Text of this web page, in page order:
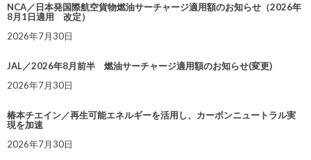
NCA／日本発国際航空貨物燃油サーチャージ適用額のお知らせ（2026年
8月1日適用 改定）
2026年7月30日
JAL／2026年8月前半 燃油サーチャージ適用額のお知らせ(変更)
2026年7月30日
椿本チエイン／再生可能エネルギーを活用し、カーボンニュートラル実
現を加速
2026年7月30日